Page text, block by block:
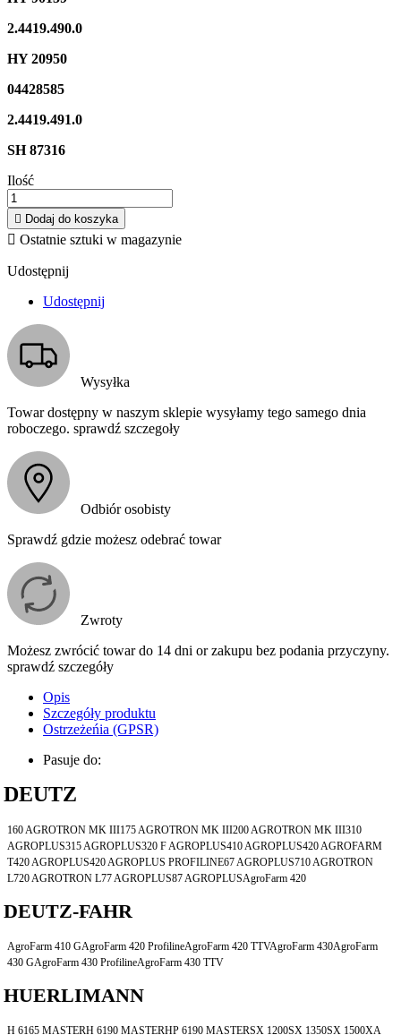
2.4419.490.0
HY 20950
04428585
2.4419.491.0
SH 87316
Ilość
 Dodaj do koszyka
 Ostatnie sztuki w magazynie
Udostępnij
Udostępnij
Wysyłka
Towar dostępny w naszym sklepie wysyłamy tego samego dnia
roboczego. sprawdź szczegoły
Odbiór osobisty
Sprawdź gdzie możesz odebrać towar
Zwroty
Możesz zwrócić towar do 14 dni or zakupu bez podania przyczyny.
sprawdź szczegóły
Opis
Szczegóły produktu
Ostrzeżeńia (GPSR)
Pasuje do:
DEUTZ
160 AGROTRON MK III175 AGROTRON MK III200 AGROTRON MK III310
AGROPLUS315 AGROPLUS320 F AGROPLUS410 AGROPLUS420 AGROFARM
T420 AGROPLUS420 AGROPLUS PROFILINE67 AGROPLUS710 AGROTRON
L720 AGROTRON L77 AGROPLUS87 AGROPLUSAgroFarm 420
DEUTZ-FAHR
AgroFarm 410 GAgroFarm 420 ProfilineAgroFarm 420 TTVAgroFarm 430AgroFarm
430 GAgroFarm 430 ProfilineAgroFarm 430 TTV
HUERLIMANN
H 6165 MASTERH 6190 MASTERHP 6190 MASTERSX 1200SX 1350SX 1500XA